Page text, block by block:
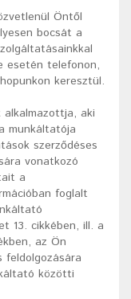
Öntől
bocsát a
esetén telefonon,
keresztül.
aki
munkáltatója
szerződéses
vonatkozó
a
foglalt
13. cikkében, ill. a
az Ön
feldolgozására
közötti